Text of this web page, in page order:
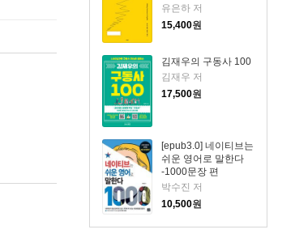
유은하 저
15,400원
김재우의 구동사 100
김재우 저
17,500원
[epub3.0] 네이티브는
쉬운 영어로 말한다
-1000문장 편
박수진 저
10,500원